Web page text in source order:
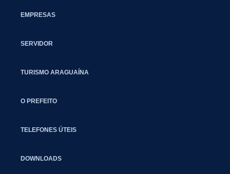
EMPRESAS
SERVIDOR
TURISMO ARAGUAÍNA
O PREFEITO
TELEFONES ÚTEIS
DOWNLOADS